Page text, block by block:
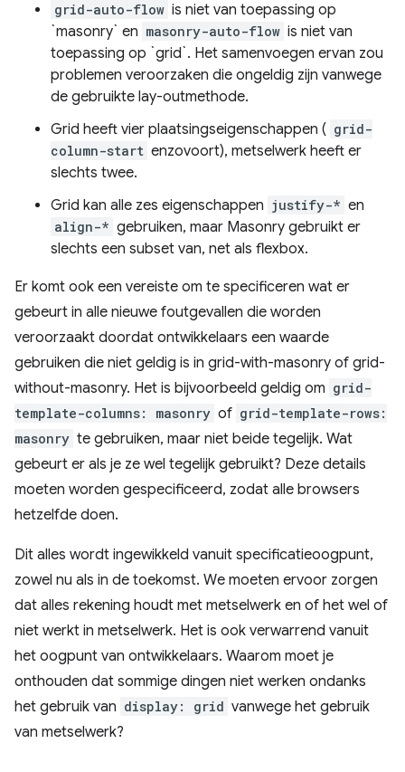
grid-auto-flow is niet van toepassing op
`masonry` en masonry-auto-flow is niet van
toepassing op `grid`. Het samenvoegen ervan zou
problemen veroorzaken die ongeldig zijn vanwege
de gebruikte lay-outmethode.
Grid heeft vier plaatsingseigenschappen ( grid-
column-start enzovoort), metselwerk heeft er
slechts twee.
Grid kan alle zes eigenschappen justify-* en
align-* gebruiken, maar Masonry gebruikt er
slechts een subset van, net als flexbox.
Er komt ook een vereiste om te specificeren wat er
gebeurt in alle nieuwe foutgevallen die worden
veroorzaakt doordat ontwikkelaars een waarde
gebruiken die niet geldig is in grid-with-masonry of grid-
without-masonry. Het is bijvoorbeeld geldig om grid-
template-columns: masonry of grid-template-rows:
masonry te gebruiken, maar niet beide tegelijk. Wat
gebeurt er als je ze wel tegelijk gebruikt? Deze details
moeten worden gespecificeerd, zodat alle browsers
hetzelfde doen.
Dit alles wordt ingewikkeld vanuit specificatieoogpunt,
zowel nu als in de toekomst. We moeten ervoor zorgen
dat alles rekening houdt met metselwerk en of het wel of
niet werkt in metselwerk. Het is ook verwarrend vanuit
het oogpunt van ontwikkelaars. Waarom moet je
onthouden dat sommige dingen niet werken ondanks
het gebruik van display: grid vanwege het gebruik
van metselwerk?